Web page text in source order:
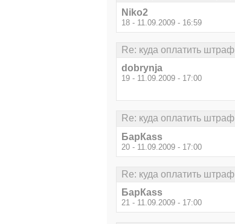
Niko2
18 - 11.09.2009 - 16:59
Re: куда оплатить штраф
dobrynja
19 - 11.09.2009 - 17:00
Re: куда оплатить штраф
БарКаss
20 - 11.09.2009 - 17:00
Re: куда оплатить штраф
БарКаss
21 - 11.09.2009 - 17:00